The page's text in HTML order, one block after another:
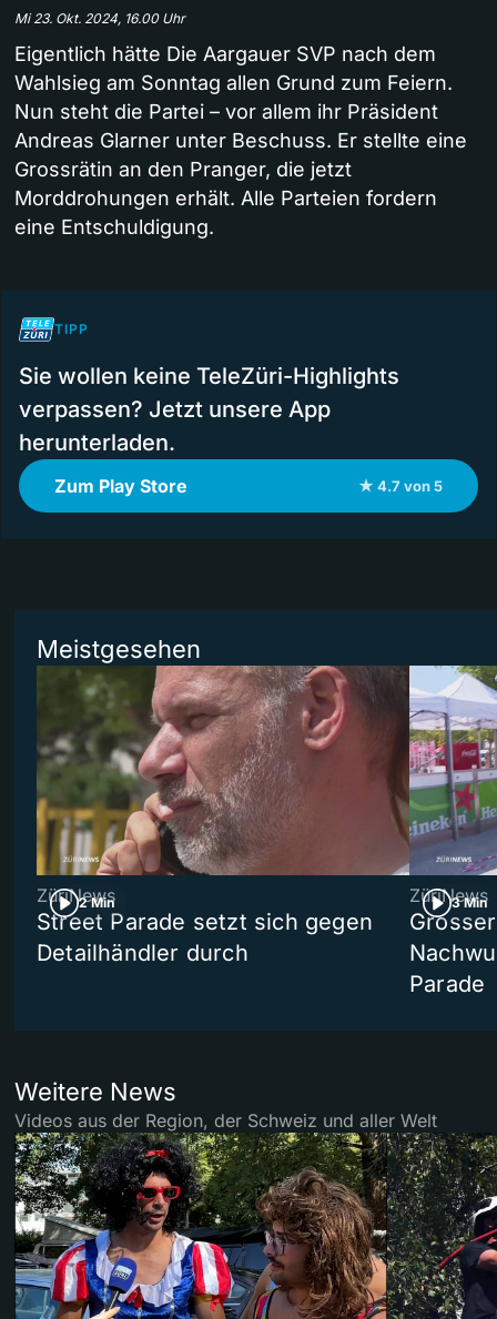
Mi 23. Okt. 2024, 16.00 Uhr
Eigentlich hätte Die Aargauer SVP nach dem
Wahlsieg am Sonntag allen Grund zum Feiern.
Nun steht die Partei – vor allem ihr Präsident
Andreas Glarner unter Beschuss. Er stellte eine
Grossrätin an den Pranger, die jetzt
Morddrohungen erhält. Alle Parteien fordern
eine Entschuldigung.
TIPP
Sie wollen keine TeleZüri-Highlights
verpassen? Jetzt unsere App
herunterladen.
Zum Play Store ★ 4.7 von 5
Meistgesehen
2 Min
ZüriNews
Street Parade setzt sich gegen
Detailhändler durch
3 Min
ZüriNews
Parade
Weitere News
Videos aus der Region, der Schweiz und aller Welt